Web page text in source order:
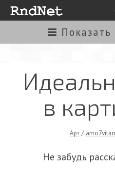
Показать
в
Арт/
Не забудь